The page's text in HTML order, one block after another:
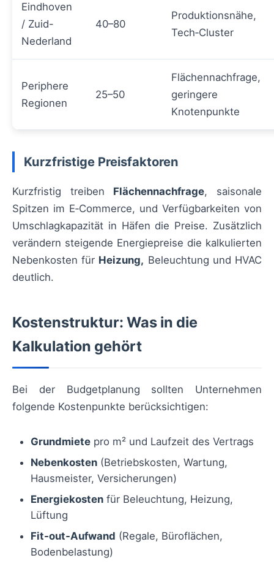
Eindhoven
/ Zuid-
Nederland
40–80
Produktionsnähe,
Tech‑Cluster
Periphere
Regionen
25–50
Flächennachfrage,
geringere
Knotenpunkte
Kurzfristige Preisfaktoren
Kurzfristig treiben Flächennachfrage, saisonale
Spitzen im E‑Commerce, und Verfügbarkeiten von
Umschlagkapazität in Häfen die Preise. Zusätzlich
verändern steigende Energiepreise die kalkulierten
Nebenkosten für Heizung, Beleuchtung und HVAC
deutlich.
Kostenstruktur: Was in die
Kalkulation gehört
Bei der Budgetplanung sollten Unternehmen
folgende Kostenpunkte berücksichtigen:
Grundmiete pro m² und Laufzeit des Vertrags
Nebenkosten (Betriebskosten, Wartung,
Hausmeister, Versicherungen)
Energiekosten für Beleuchtung, Heizung,
Lüftung
Fit‑out‑Aufwand (Regale, Büroflächen,
Bodenbelastung)